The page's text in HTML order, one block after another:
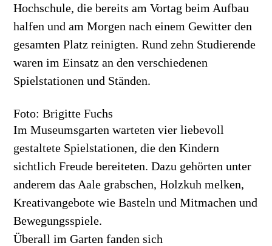
Hochschule, die bereits am Vortag beim Aufbau
halfen und am Morgen nach einem Gewitter den
gesamten Platz reinigten. Rund zehn Studierende
waren im Einsatz an den verschiedenen
Spielstationen und Ständen.
Foto: Brigitte Fuchs
Im Museumsgarten warteten vier liebevoll
gestaltete Spielstationen, die den Kindern
sichtlich Freude bereiteten. Dazu gehörten unter
anderem das Aale grabschen, Holzkuh melken,
Kreativangebote wie Basteln und Mitmachen und
Bewegungsspiele.
Überall im Garten fanden sich